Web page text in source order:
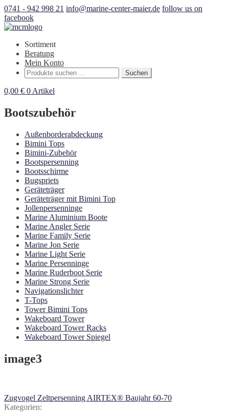
0741 - 942 998 21 info@marine-center-maier.de follow us on
facebook
Sortiment
Beratung
Mein Konto
Suchen
nach:
Suchen
0,00 € 0 Artikel
Bootszubehör
Außenborderabdeckung
Bimini Tops
Bimini-Zubehör
Bootspersenning
Bootsschirme
Bugspriets
Geräteträger
Geräteträger mit Bimini Top
Jollenpersenninge
Marine Aluminium Boote
Marine Angler Serie
Marine Family Serie
Marine Jon Serie
Marine Light Serie
Marine Persenninge
Marine Ruderboot Serie
Marine Strong Serie
Navigationslichter
T-Tops
Tower Bimini Tops
Wakeboard Tower
Wakeboard Tower Racks
Wakeboard Tower Spiegel
image3
Beitragsnavigation
Vorheriger
Beitrag:
Zugvogel Zeltpersenning AIRTEX® Baujahr 60-70
Kategorien: